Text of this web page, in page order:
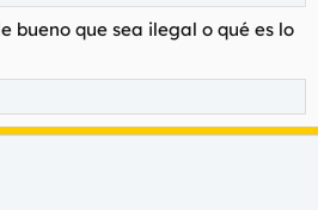
bueno que sea ilegal o qué es lo